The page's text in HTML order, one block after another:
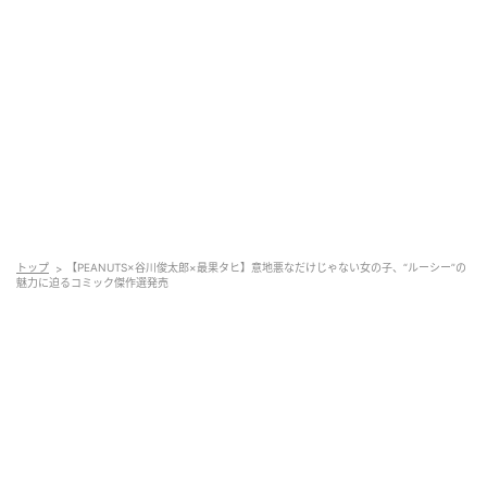
トップ
【PEANUTS×谷川俊太郎×最果タヒ】意地悪なだけじゃない女の子、“ルーシー”の
魅力に迫るコミック傑作選発売